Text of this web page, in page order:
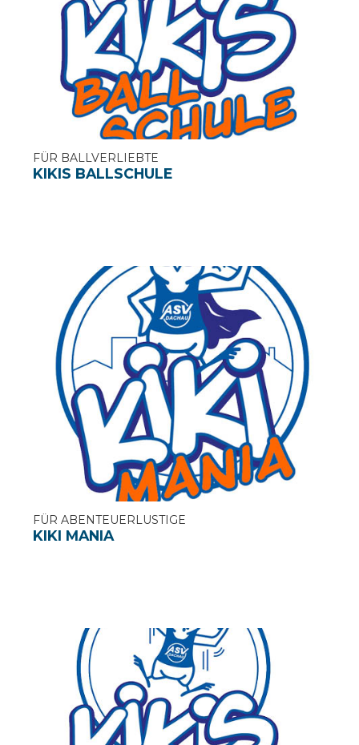
FÜR BALLVERLIEBTE
KIKIS BALLSCHULE
FÜR ABENTEUERLUSTIGE
KIKI MANIA